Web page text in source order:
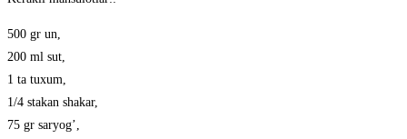
500 gr un,
200 ml sut,
1 ta tuxum,
1/4 stakan shakar,
75 gr saryogʼ,